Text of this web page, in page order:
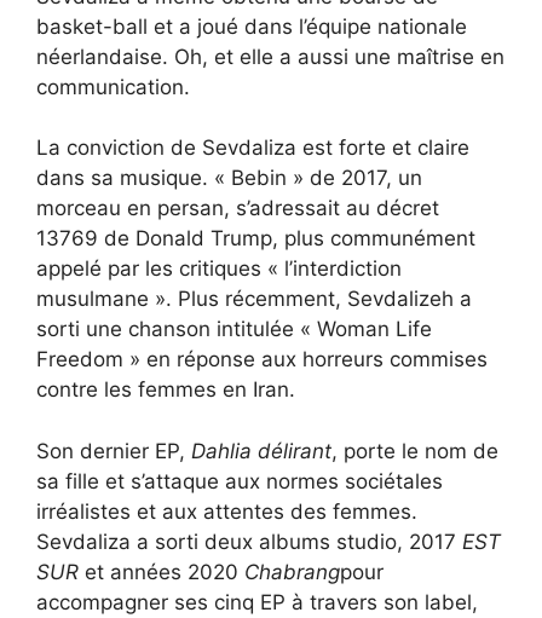
basket-ball et a joué dans l’équipe nationale
néerlandaise. Oh, et elle a aussi une maîtrise en
communication.
La conviction de Sevdaliza est forte et claire
dans sa musique. « Bebin » de 2017, un
morceau en persan, s’adressait au décret
13769 de Donald Trump, plus communément
appelé par les critiques « l’interdiction
musulmane ». Plus récemment, Sevdalizeh a
sorti une chanson intitulée « Woman Life
Freedom » en réponse aux horreurs commises
contre les femmes en Iran.
Son dernier EP, Dahlia délirant, porte le nom de
sa fille et s’attaque aux normes sociétales
irréalistes et aux attentes des femmes.
Sevdaliza a sorti deux albums studio, 2017 EST
SUR et années 2020 Chabrangpour
accompagner ses cinq EP à travers son label,